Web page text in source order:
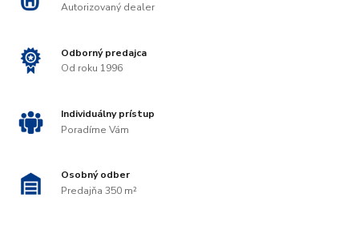
Autorizovaný dealer
Odborný predajca
Od roku 1996
Individuálny prístup
Poradíme Vám
Osobný odber
Predajňa 350 m²